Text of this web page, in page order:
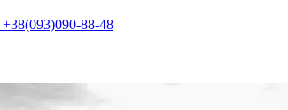
+38(093)090-88-48